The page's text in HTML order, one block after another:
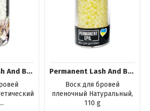
Permanent Lash And Brow Permanent Lash And Brow
Воск для бровей
пленочный Натуральный,
110 g